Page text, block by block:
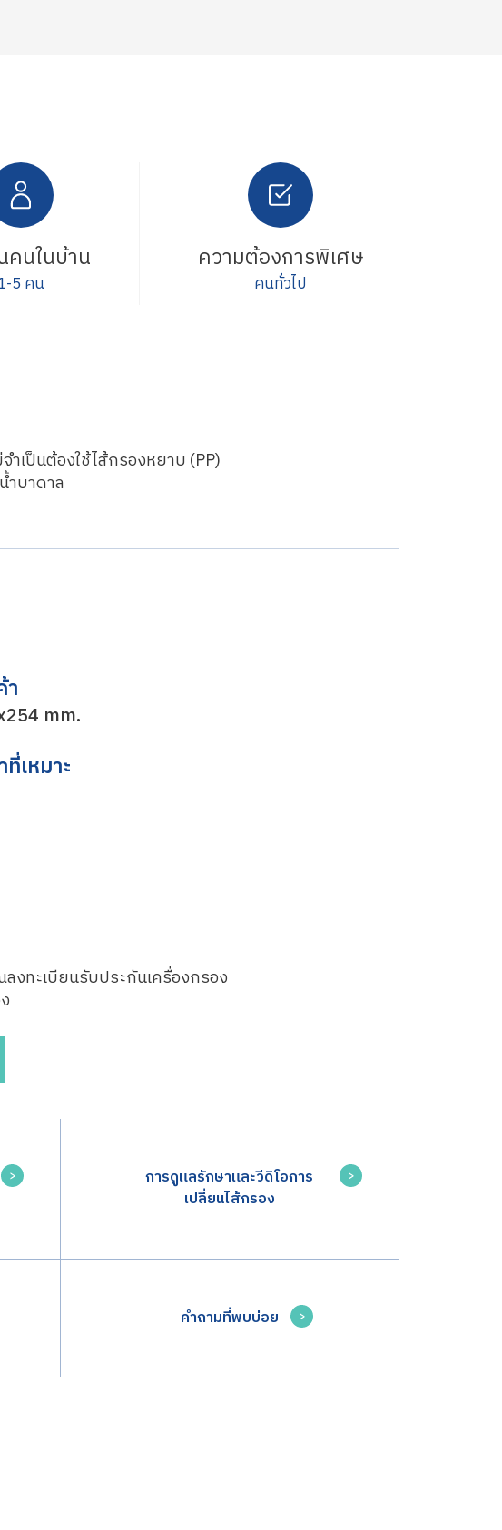
คนในบ้าน
5 คน
ความต้องการพิเศษ
คนทั่วไป
ำเป็นต้องใช้ไส้กรองหยาบ (PP)
ำบาดาล
mm.
เหมาะ
ลงทะเบียนรับประกันเครื่องกรอง
การดูแลรักษาและวีดิโอการ
เปลี่ยนไส้กรอง​
คำถามที่พบบ่อย